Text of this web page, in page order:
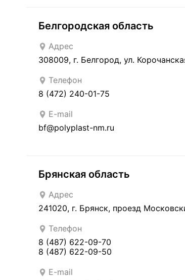
Белгородская область
Адрес
308009, г. Белгород, ул.
Телефон
8 (472) 240-01-75
E-mail
bf@polyplast-nm.ru
Брянская область
Адрес
241020, г. Брянск, проезд
Телефон
8 (487) 622-09-70
8 (487) 622-09-50
E-mail